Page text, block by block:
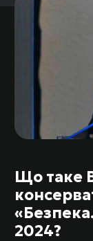
Що таке
2024?